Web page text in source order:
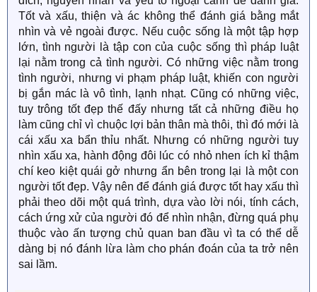
Tốt và xấu, thiện và ác không thể đánh giá bằng mắt
nhìn và vẻ ngoài được. Nếu cuộc sống là một tập hợp
lớn, tình người là tập con của cuộc sống thì pháp luật
lại nằm trong cả tình người. Có những việc nằm trong
tình người, nhưng vi phạm pháp luật, khiến con người
bị gắn mác là vô tình, lạnh nhạt. Cũng có những việc,
tuy trông tốt đẹp thế đấy nhưng tất cả những điều họ
làm cũng chỉ vì chuộc lợi bản thân mà thôi, thì đó mới là
cái xấu xa bẩn thỉu nhất. Nhưng có những người tuy
nhìn xấu xa, hành động đôi lúc có nhỏ nhen ích kỉ thậm
chí keo kiệt quái gở nhưng ẩn bên trong lại là một con
người tốt đẹp. Vậy nên để đánh giá được tốt hay xấu thì
phải theo dõi một quá trình, dựa vào lời nói, tính cách,
cách ứng xử của người đó để nhìn nhận, đừng quá phụ
thuộc vào ấn tượng chủ quan ban đầu vì ta có thể dễ
dàng bị nó đánh lừa làm cho phán đoán của ta trở nên
sai lầm.